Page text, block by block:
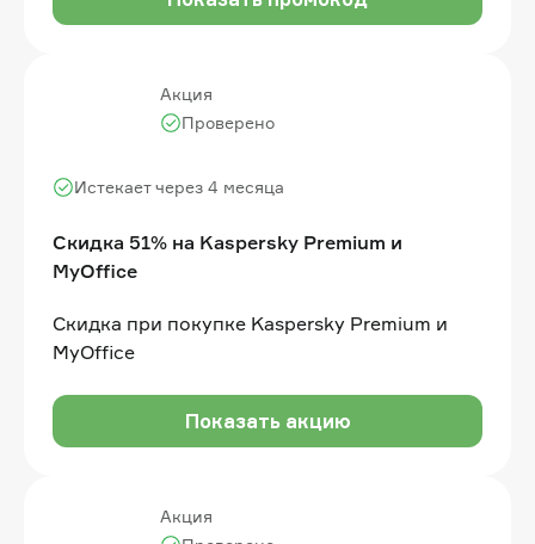
Акция
Скидка 51% на Kaspersky Premium и
MyOffice
Истекает через 4 месяца
Проверено
Скидка при покупке Kaspersky Premium и
MyOffice
Показать акцию
Акция